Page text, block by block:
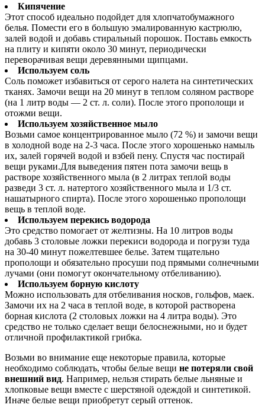
Кипячение
Этот способ идеально подойдет для хлопчатобумажного
белья. Помести его в большую эмалированную кастрюлю,
залей водой и добавь стиральный порошок. Поставь емкость
на плиту и кипяти около 30 минут, периодически
переворачивая вещи деревянными щипцами.
Используем соль
Соль поможет избавиться от серого налета на синтетических
тканях. Замочи вещи на 20 минут в теплом соляном растворе
(на 1 литр воды — 2 ст. л. соли). После этого прополощи и
отожми вещи.
Используем хозяйственное мыло
Возьми самое концентрированное мыло (72 %) и замочи вещи
в холодной воде на 2-3 часа. После этого хорошенько намыль
их, залей горячей водой и взбей пену. Спустя час постирай
вещи руками.Для выведения пятен пота замочи вещь в
растворе хозяйственного мыла (в 2 литрах теплой воды
разведи 3 ст. л. натертого хозяйственного мыла и 1/3 ст.
нашатырного спирта). После этого хорошенько прополощи
вещь в теплой воде.
Используем перекись водорода
Это средство помогает от желтизны. На 10 литров воды
добавь 3 столовые ложки перекиси водорода и погрузи туда
на 30-40 минут пожелтевшее белье. Затем тщательно
прополощи и обязательно просуши под прямыми солнечными
лучами (они помогут окончательному отбеливанию).
Используем борную кислоту
Можно использовать для отбеливания носков, гольфов, маек.
Замочи их на 2 часа в теплой воде, в которой растворена
борная кислота (2 столовых ложки на 4 литра воды). Это
средство не только сделает вещи белоснежными, но и будет
отличной профилактикой грибка.
Возьми во внимание еще некоторые правила, которые
необходимо соблюдать, чтобы белые вещи не потеряли свой
внешний вид. Например, нельзя стирать белые льняные и
хлопковые вещи вместе с шерстяной одеждой и синтетикой.
Иначе белые вещи приобретут серый оттенок.